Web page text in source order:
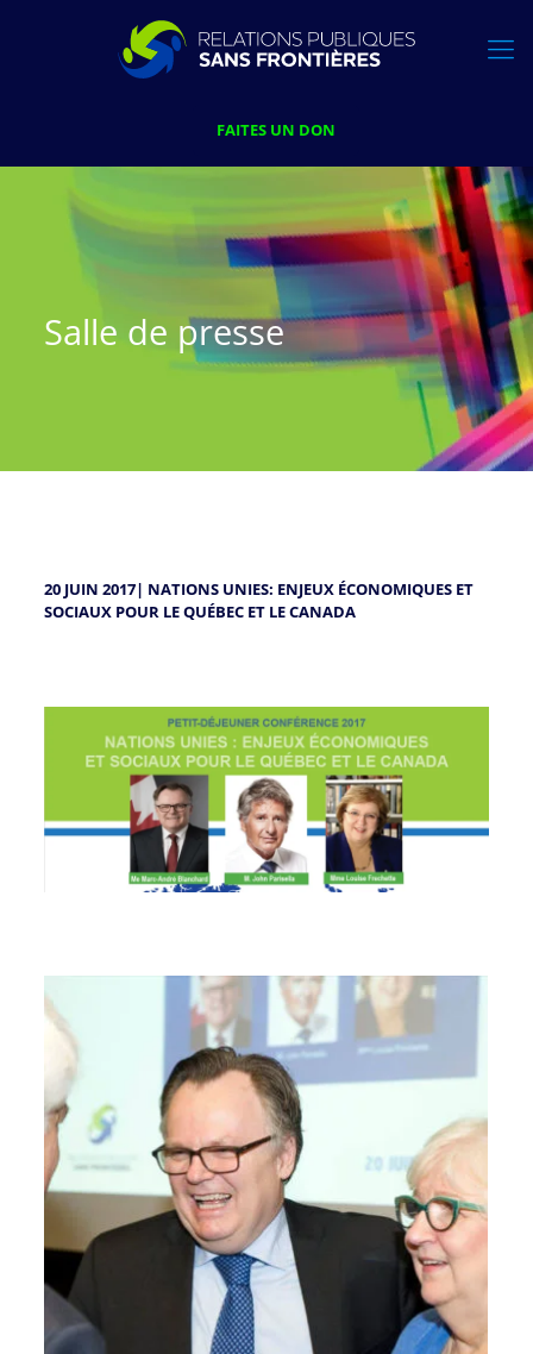
FAITES UN DON
Salle de presse
20 JUIN 2017| NATIONS UNIES: ENJEUX ÉCONOMIQUES ET
SOCIAUX POUR LE QUÉBEC ET LE CANADA